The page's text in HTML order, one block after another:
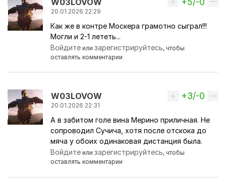
20.01.2026 22:29
Как же в контре Москера грамотно сыграл!!!
Могли и 2-1 лететь...
Войдите илизарегистрируйтесь, чтобы
оставлять комментарии
W03LOVOW
20.01.2026 22:31
Вверх
+3/-0
А в забитом голе вина Мерино приличная. Не
сопроводил Сучича, хотя после отскока до
мяча у обоих одинаковая дистанция была.
Войдите илизарегистрируйтесь, чтобы
оставлять комментарии